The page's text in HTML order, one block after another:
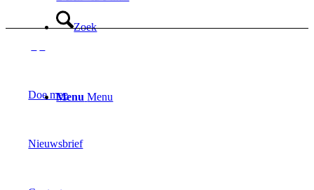
Zoek
Menu Menu
Doe mee
Nieuwsbrief